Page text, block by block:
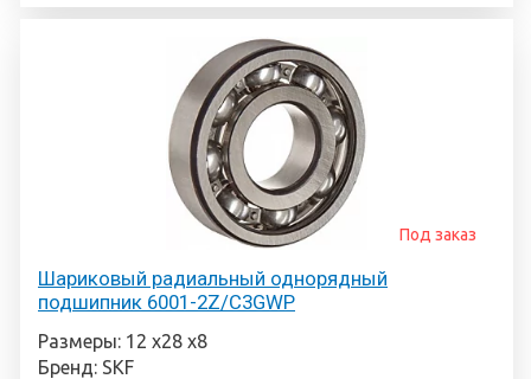
Шариковый радиальный однорядный
подшипник 6001-2Z/C3GWP
Под заказ
Размеры: 12 х28 х8
Бренд: SKF